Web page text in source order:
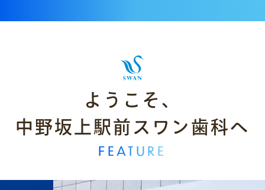
ようこそ、
中野坂上駅前スワン歯科へ
FEATURE